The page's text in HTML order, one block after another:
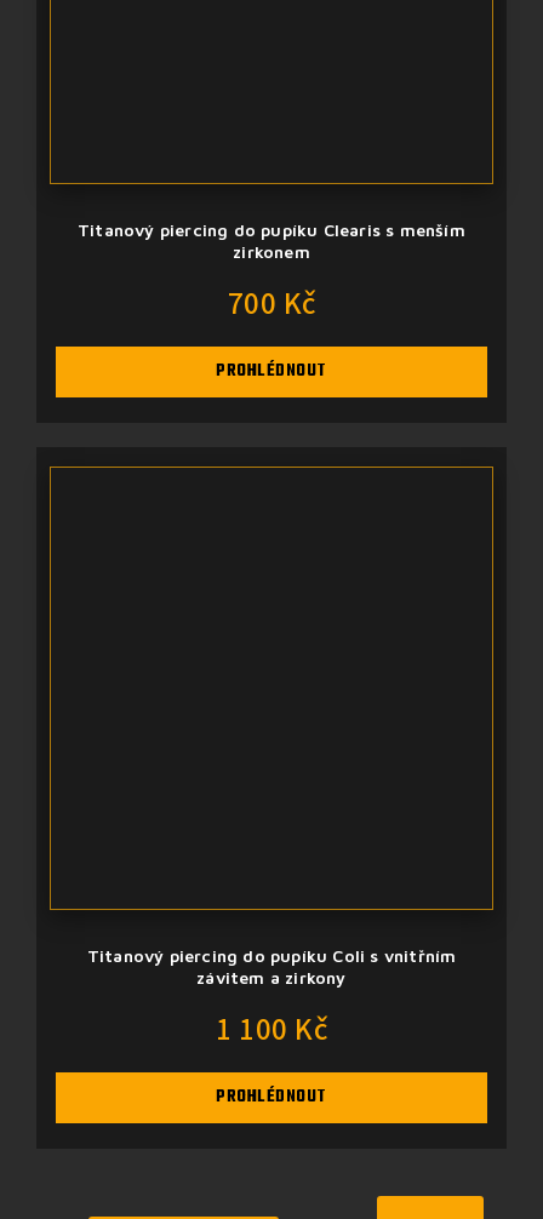
Titanový piercing do pupíku Clearis s menším
zirkonem
700 Kč
PROHLÉDNOUT
Titanový piercing do pupíku Coli s vnitřním
závitem a zirkony
1 100 Kč
PROHLÉDNOUT